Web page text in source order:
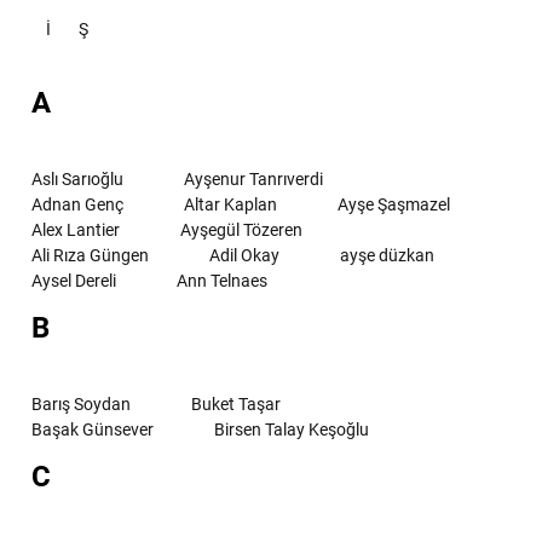
İ Ş
A
Aslı Sarıoğlu
Ayşenur Tanrıverdi
Adnan Genç
Altar Kaplan
Ayşe Şaşmazel
Alex Lantier
Ayşegül Tözeren
Ali Rıza Güngen
Adil Okay
ayşe düzkan
Aysel Dereli
Ann Telnaes
B
Barış Soydan
Buket Taşar
Başak Günsever
Birsen Talay Keşoğlu
C